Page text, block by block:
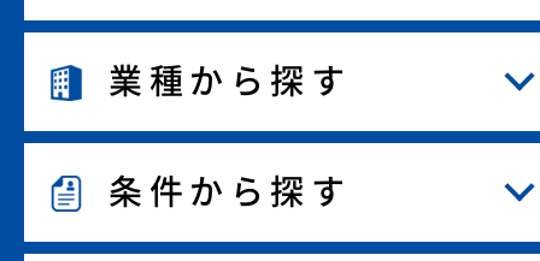
業種から探す
条件から探す